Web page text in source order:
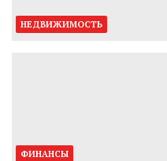
НЕДВИЖИМОСТЬ
ФИНАНСЫ